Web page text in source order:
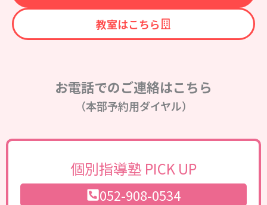
教室はこちら
お電話でのご連絡はこちら
（本部予約用ダイヤル）
個別指導塾 PICK UP
052-908-0534